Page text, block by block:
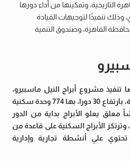
التاريخية، وتمكينها من أداء دورها
وذلك تنفيذًا لتوجيهات القيادة
القاهرة، وصندوق التنمية
تنفيذ مشروع أبراج النيل ماسبيرو،
ويحتوي على 3 أبراج سكنية، بارتفاع 30 دورا، بها 774 وحدة سكنية
يعلو الأبراج بداية من الدور
بين الـ3 أبراج، وترتكز الأبراج السكنية على قاعدة من
علي أنشطة تجارية وإدارية